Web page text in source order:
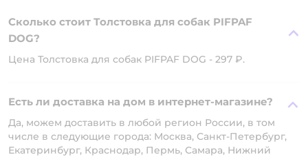
Сколько стоит Толстовка для собак PIFPAF
DOG?
Цена Толстовка для собак PIFPAF DOG - 297 ₽.
Есть ли доставка на дом в интернет-магазине?
Да, можем доставить в любой регион России, в том
числе в следующие города: Москва, Санкт-Петербург,
Екатеринбург, Краснодар, Пермь, Самара, Нижний